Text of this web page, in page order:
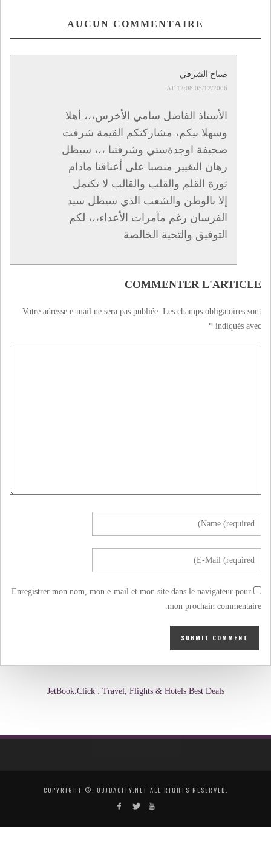
AUCUN COMMENTAIRE
صباح الشرقي
05/12/2006 AT 12:08
الأستاذ الفاضل سامي الأخرس،،، أهلا
وسهلا بيكم، مشاركتكم القيمة شرفت
صحيفة اوجدةستي وشرفتنا ،،، سيظل
رهان التغيير منصبا على أعناقنا مادام
ثورة القلم والقلب والقالب لا تكتمل
إلا بالوطن والشعب الذي سيظل سيد
الفرسان رغم مآمرات الأعداء،،، لكم
التوفيق والتحية الخالصة
COMMENTER L'ARTICLE
Votre adresse e-mail ne sera pas publiée. Les champs obligatoires sont
indiqués avec
*
Enregistrer mon nom, mon e-mail et mon site dans le navigateur pour
mon prochain commentaire.
JetBook.Click : Travel, Flights & Hotels Best Deals
COPYRIGHT ©, OUJDACITY.NET ALL RIGHTS RESERVED.